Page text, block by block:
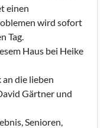
einen
wird sofort
Tag.
Haus bei Heike
die lieben
Gärtner und
Senioren,